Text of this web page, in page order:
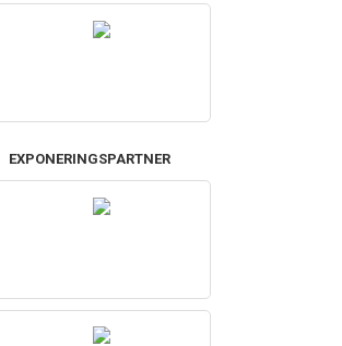
EXPONERINGSPARTNER